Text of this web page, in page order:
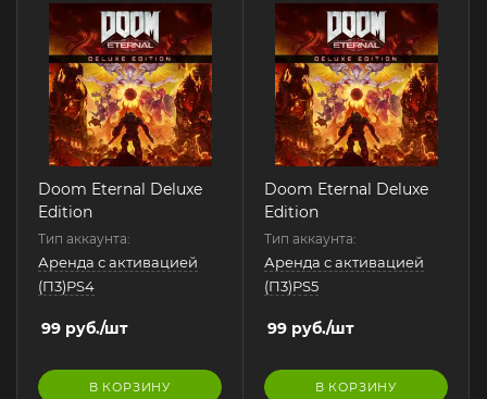
Doom Eternal Deluxe
Edition
Тип аккаунта:
Аренда с активацией
(П3)PS4
99 руб./шт
В КОРЗИНУ
Doom Eternal Deluxe
Edition
Тип аккаунта:
Аренда с активацией
(П3)PS5
99 руб./шт
В КОРЗИНУ